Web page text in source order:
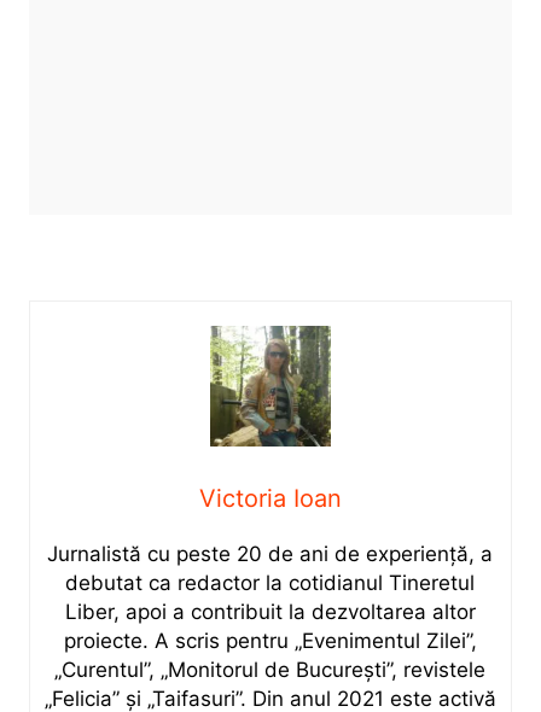
Victoria Ioan
Jurnalistă cu peste 20 de ani de experiență, a
debutat ca redactor la cotidianul Tineretul
Liber, apoi a contribuit la dezvoltarea altor
proiecte. A scris pentru „Evenimentul Zilei”,
„Curentul”, „Monitorul de București”, revistele
„Felicia” și „Taifasuri”. Din anul 2021 este activă